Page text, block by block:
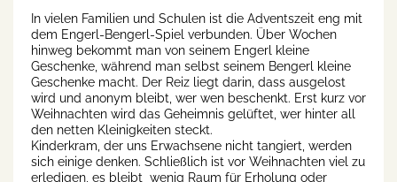
In vielen Familien und Schulen ist die Adventszeit eng mit
dem Engerl-Bengerl-Spiel verbunden. Über Wochen
hinweg bekommt man von seinem Engerl kleine
Geschenke, während man selbst seinem Bengerl kleine
Geschenke macht. Der Reiz liegt darin, dass ausgelost
wird und anonym bleibt, wer wen beschenkt. Erst kurz vor
Weihnachten wird das Geheimnis gelüftet, wer hinter all
den netten Kleinigkeiten steckt.
Kinderkram, der uns Erwachsene nicht tangiert, werden
sich einige denken. Schließlich ist vor Weihnachten viel zu
erledigen, es bleibt wenig Raum für Erholung oder